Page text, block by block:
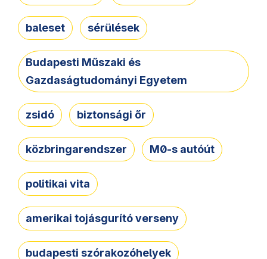
baleset sérülések
Budapesti Műszaki és
Gazdaságtudományi Egyetem
zsidó biztonsági őr
közbringarendszer M0-s autóút
politikai vita
amerikai tojásgurító verseny
budapesti szórakozóhelyek